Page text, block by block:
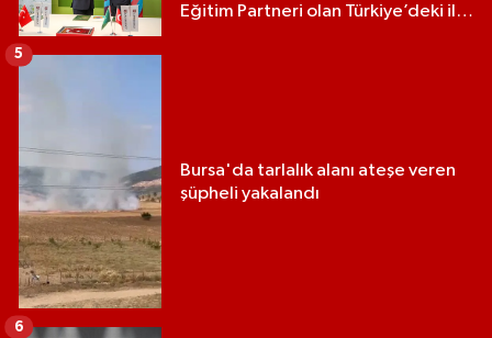
Eğitim Partneri olan Türkiye’deki ilk
Bursa'da tarlalık alanı ateşe veren
şüpheli yakalandı
5
6